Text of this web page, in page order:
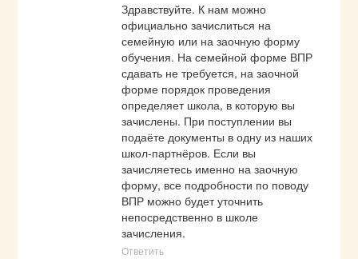
Здравствуйте. К нам можно
официально зачислиться на
семейную или на заочную форму
обучения. На семейной форме ВПР
сдавать не требуется, на заочной
форме порядок проведения
определяет школа, в которую вы
зачислены. При поступлении вы
подаёте документы в одну из наших
школ-партнёров. Если вы
зачисляетесь именно на заочную
форму, все подробности по поводу
ВПР можно будет уточнить
непосредственно в школе
зачисления.
Ответить